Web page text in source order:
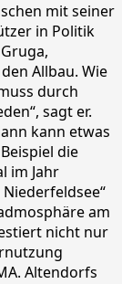
mit seiner
in Politik
Allbau. Wie
durch
sagt er.
kann etwas
die
im Jahr
am
nicht nur
Altendorfs